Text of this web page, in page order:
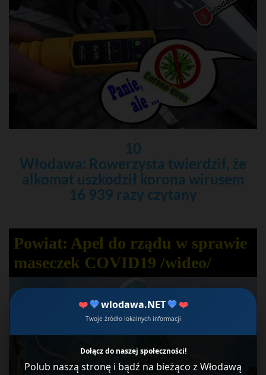
❤️ 💙wlodawa.NET 💙❤️
Twoje źródło lokalnych informacji
Dołącz do naszej społeczności!
Polub naszą stronę i bądź na bieżąco z Włodawą
10
Włodawa: Rowerzysta twierdził, że
alkomat uszkodził korona wirusem
16 939 razy czytany
Powiat: Apel do rządu w sprawie
maseczek COVID19 /wideo/